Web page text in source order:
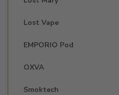
Lost Vape
EMPORIO Pod
OXVA
Smoktech